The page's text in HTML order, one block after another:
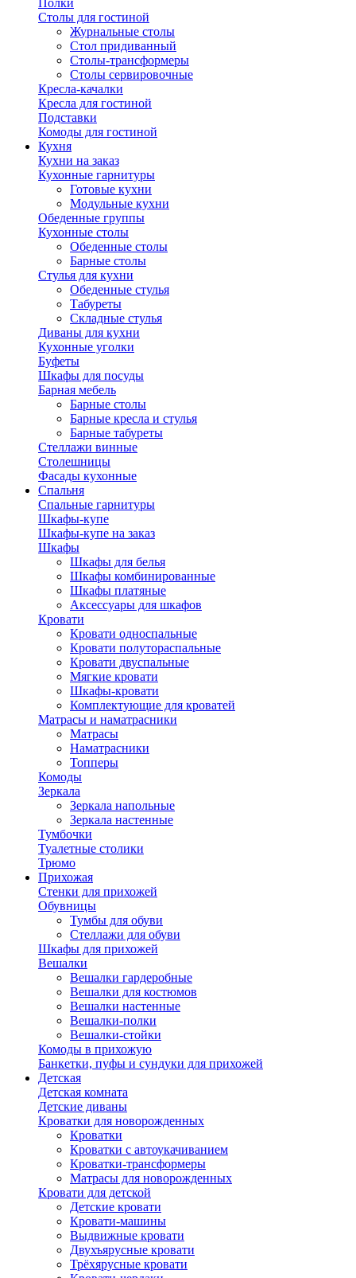
Полки
Столы для гостиной
Журнальные столы
Стол придиванный
Столы-трансформеры
Столы сервировочные
Кресла-качалки
Кресла для гостиной
Подставки
Комоды для гостиной
Кухня
Кухни на заказ
Кухонные гарнитуры
Готовые кухни
Модульные кухни
Обеденные группы
Кухонные столы
Обеденные столы
Барные столы
Стулья для кухни
Обеденные стулья
Табуреты
Складные стулья
Диваны для кухни
Кухонные уголки
Буфеты
Шкафы для посуды
Барная мебель
Барные столы
Барные кресла и стулья
Барные табуреты
Стеллажи винные
Столешницы
Фасады кухонные
Спальня
Спальные гарнитуры
Шкафы-купе
Шкафы-купе на заказ
Шкафы
Шкафы для белья
Шкафы комбинированные
Шкафы платяные
Аксессуары для шкафов
Кровати
Кровати односпальные
Кровати полутораспальные
Кровати двуспальные
Мягкие кровати
Шкафы-кровати
Комплектующие для кроватей
Матрасы и наматрасники
Матрасы
Наматрасники
Топперы
Комоды
Зеркала
Зеркала напольные
Зеркала настенные
Тумбочки
Туалетные столики
Трюмо
Прихожая
Стенки для прихожей
Обувницы
Тумбы для обуви
Стеллажи для обуви
Шкафы для прихожей
Вешалки
Вешалки гардеробные
Вешалки для костюмов
Вешалки настенные
Вешалки-полки
Вешалки-стойки
Комоды в прихожую
Банкетки, пуфы и сундуки для прихожей
Детская
Детская комната
Детские диваны
Кроватки для новорожденных
Кроватки
Кроватки с автоукачиванием
Кроватки-трансформеры
Матрасы для новорожденных
Кровати для детской
Детские кровати
Кровати-машины
Выдвижные кровати
Двухъярусные кровати
Трёхярусные кровати